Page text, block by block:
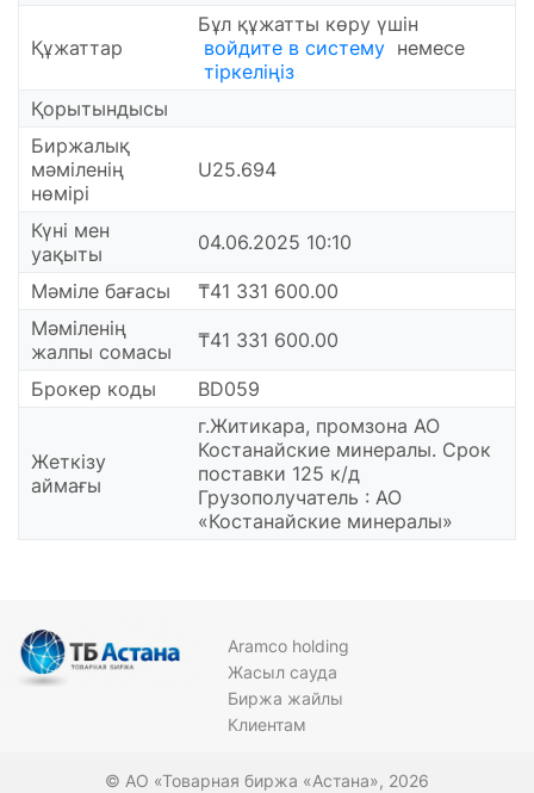
Құжаттар
Бұл құжатты көру үшін
войдите в систему немесе
тіркеліңіз
Қорытындысы
Биржалық
мәміленің
нөмірі
U25.694
Күні мен
уақыты
04.06.2025 10:10
Мәміле бағасы
₸41 331 600.00
Мәміленің
жалпы сомасы
₸41 331 600.00
Брокер коды BD059
Жеткізу
аймағы
г.Житикара, промзона АО
Костанайские минералы. Срок
поставки 125 к/д
Грузополучатель : АО
«Костанайские минералы»
Aramco holding
Жасыл сауда
Биржа жайлы
Клиентам
© АО «Товарная биржа «Астана», 2026